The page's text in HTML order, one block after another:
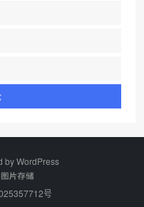
byWordPress
号